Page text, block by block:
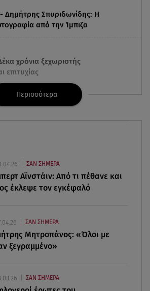
Δημήτρης Σπυριδωνίδης: Η
από την Ίμπιζα
χρόνια ξεχωριστής
επιτυχίας
«Δεν πρόλαβα να κάνω κάτι κι
και πρώην σύζυγος
Χριστίνα Πιτουρά
στον καταψύκτη γιατί
Περισσότερα
ΣΑΝ ΣΗΜΕΡΑ
Αϊνστάιν: Από τι πέθανε και
έκλεψε τον εγκέφαλό
ΣΑΝ ΣΗΜΕΡΑ
Μητροπάνος: «Όλοι με
ξεγραμμένο»
ΣΑΝ ΣΗΜΕΡΑ